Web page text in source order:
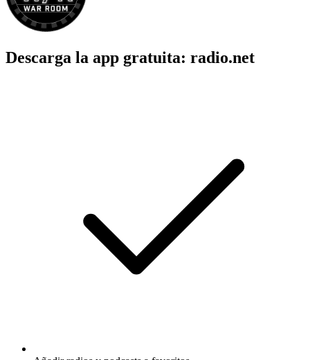
Descarga la app gratuita: radio.net